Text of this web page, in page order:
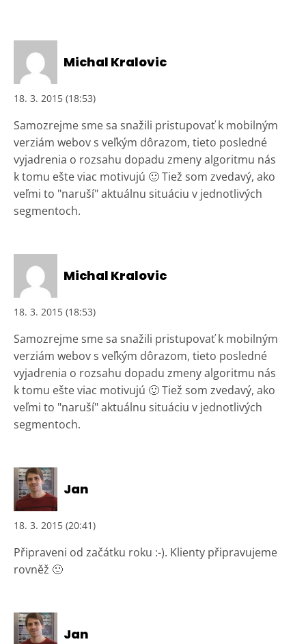
Michal Kralovic
18. 3. 2015 (18:53)
Samozrejme sme sa snažili pristupovať k mobilným
verziám webov s veľkým dôrazom, tieto posledné
vyjadrenia o rozsahu dopadu zmeny algoritmu nás
k tomu ešte viac motivujú 🙂 Tiež som zvedavý, ako
veľmi to "naruší" aktuálnu situáciu v jednotlivých
segmentoch.
Michal Kralovic
18. 3. 2015 (18:53)
Samozrejme sme sa snažili pristupovať k mobilným
verziám webov s veľkým dôrazom, tieto posledné
vyjadrenia o rozsahu dopadu zmeny algoritmu nás
k tomu ešte viac motivujú 🙂 Tiež som zvedavý, ako
veľmi to "naruší" aktuálnu situáciu v jednotlivých
segmentoch.
Jan
18. 3. 2015 (20:41)
Připraveni od začátku roku :-). Klienty připravujeme
rovněž 🙂
Jan